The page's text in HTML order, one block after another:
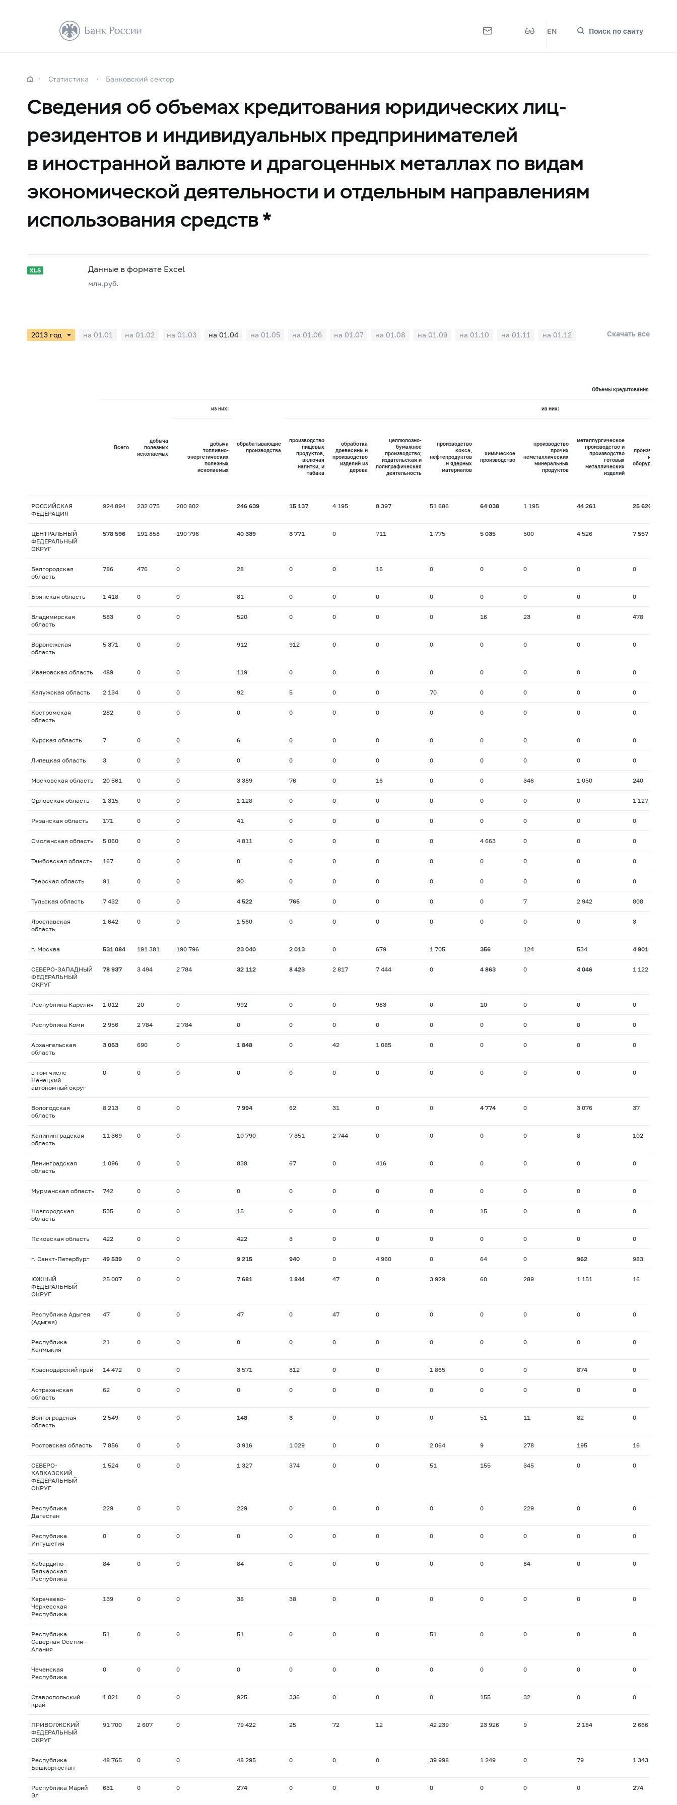
EN Поиск по сайту
Статистика Банковский сектор
Сведения об объемах кредитования юридических лиц-
резидентов и индивидуальных предпринимателей
в иностранной валюте и драгоценных металлах по видам
экономической деятельности и отдельным направлениям
использования средств *
Данные в формате Excel
млн.руб.
на 01.01 на 01.02 на 01.03 на 01.04 на 01.05 на 01.06 на 01.07 на 01.08 на 01.09 на 01.10 на 01.11 на 01.12 Скачать все
Объемы кредитования по видам
Всего
добыча
полезных
ископаемых
из них:
обрабатывающие
производства
из них:
добыча
топливно-
энергетических
полезных
ископаемых
производство
пищевых
продуктов,
включая
напитки, и
табака
обработка
древесины и
производство
изделий из
дерева
целлюлозно-
бумажное
производство;
издательская и
полиграфическая
деятельность
производство
кокса,
нефтепродуктов
и ядерных
материалов
химическое
производство
производство
прочих
неметаллических
минеральных
продуктов
металлургическое
производство и
производство
готовых
металлических
изделий
производство
машин и
оборудования
РОССИЙСКАЯ
ФЕДЕРАЦИЯ
924 894 232 075 200 802 246 639 15 137 4 195 8 397 51 686 64 038 1 195 44 261 25 620
ЦЕНТРАЛЬНЫЙ
ФЕДЕРАЛЬНЫЙ
ОКРУГ
578 596 191 858 190 796 40 339 3 771 0 711 1 775 5 035 500 4 526 7 557
Белгородская
область
786 476 0 28 0 0 16 0 0 0 0 0
Брянская область 1 418 0 0 81 0 0 0 0 0 0 0 0
Владимирская
область
583 0 0 520 0 0 0 0 16 23 0 478
Воронежская
область
5 371 0 0 912 912 0 0 0 0 0 0 0
Ивановская область 489 0 0 119 0 0 0 0 0 0 0 0
Калужская область 2 134 0 0 92 5 0 0 70 0 0 0 0
Костромская
область
282 0 0 0 0 0 0 0 0 0 0 0
Курская область 7 0 0 6 0 0 0 0 0 0 0 0
Липецкая область 3 0 0 0 0 0 0 0 0 0 0 0
Московская область 20 561 0 0 3 389 76 0 16 0 0 346 1 050 240
Орловская область 1 315 0 0 1 128 0 0 0 0 0 0 0 1 127
Рязанская область 171 0 0 41 0 0 0 0 0 0 0 0
Смоленская область 5 060 0 0 4 811 0 0 0 0 4 663 0 0 0
Тамбовская область 167 0 0 0 0 0 0 0 0 0 0 0
Тверская область 91 0 0 90 0 0 0 0 0 0 0 0
Тульская область 7 432 0 0 4 522 765 0 0 0 0 7 2 942 808
Ярославская
область
1 642 0 0 1 560 0 0 0 0 0 0 0 3
г. Москва 531 084 191 381 190 796 23 040 2 013 0 679 1 705 356 124 534 4 901
СЕВЕРО-ЗАПАДНЫЙ
ФЕДЕРАЛЬНЫЙ
ОКРУГ
78 937 3 494 2 784 32 112 8 423 2 817 7 444 0 4 863 0 4 046 1 122
Республика Карелия 1 012 20 0 992 0 0 983 0 10 0 0 0
Республика Коми 2 956 2 784 2 784 0 0 0 0 0 0 0 0 0
Архангельская
область
3 053 690 0 1 848 0 42 1 085 0 0 0 0 0
в том числе
Ненецкий
автономный округ
0 0 0 0 0 0 0 0 0 0 0 0
Вологодская
область
8 213 0 0 7 994 62 31 0 0 4 774 0 3 076 37
Калининградская
область
11 369 0 0 10 790 7 351 2 744 0 0 0 0 8 102
Ленинградская
область
1 096 0 0 838 67 0 416 0 0 0 0 0
Мурманская область 742 0 0 0 0 0 0 0 0 0 0 0
Новгородская
область
535 0 0 15 0 0 0 0 15 0 0 0
Псковская область 422 0 0 422 3 0 0 0 0 0 0 0
г. Санкт-Петербург 49 539 0 0 9 215 940 0 4 960 0 64 0 962 983
ЮЖНЫЙ
ФЕДЕРАЛЬНЫЙ
ОКРУГ
25 007 0 0 7 681 1 844 47 0 3 929 60 289 1 151 16
Республика Адыгея
(Адыгея)
47 0 0 47 0 47 0 0 0 0 0 0
Республика
Калмыкия
21 0 0 0 0 0 0 0 0 0 0 0
Краснодарский край 14 472 0 0 3 571 812 0 0 1 865 0 0 874 0
Астраханская
область
62 0 0 0 0 0 0 0 0 0 0 0
Волгоградская
область
2 549 0 0 148 3 0 0 0 51 11 82 0
Ростовская область 7 856 0 0 3 916 1 029 0 0 2 064 9 278 195 16
СЕВЕРО-
КАВКАЗСКИЙ
ФЕДЕРАЛЬНЫЙ
ОКРУГ
1 524 0 0 1 327 374 0 0 51 155 345 0 0
Республика
Дагестан
229 0 0 229 0 0 0 0 0 229 0 0
Республика
Ингушетия
0 0 0 0 0 0 0 0 0 0 0 0
Кабардино-
Балкарская
Республика
84 0 0 84 0 0 0 0 0 84 0 0
Карачаево-
Черкесская
Республика
139 0 0 38 38 0 0 0 0 0 0 0
Республика
Северная Осетия -
Алания
51 0 0 51 0 0 0 51 0 0 0 0
Чеченская
Республика
0 0 0 0 0 0 0 0 0 0 0 0
Ставропольский
край
1 021 0 0 925 336 0 0 0 155 32 0 0
ПРИВОЛЖСКИЙ
ФЕДЕРАЛЬНЫЙ
ОКРУГ
91 700 2 607 0 79 422 25 72 12 42 239 23 926 9 2 184 2 666
Республика
Башкортостан
48 765 0 0 48 295 0 0 0 39 998 1 249 0 79 1 343
Республика Марий
Эл
631 0 0 274 0 0 0 0 0 0 0 274